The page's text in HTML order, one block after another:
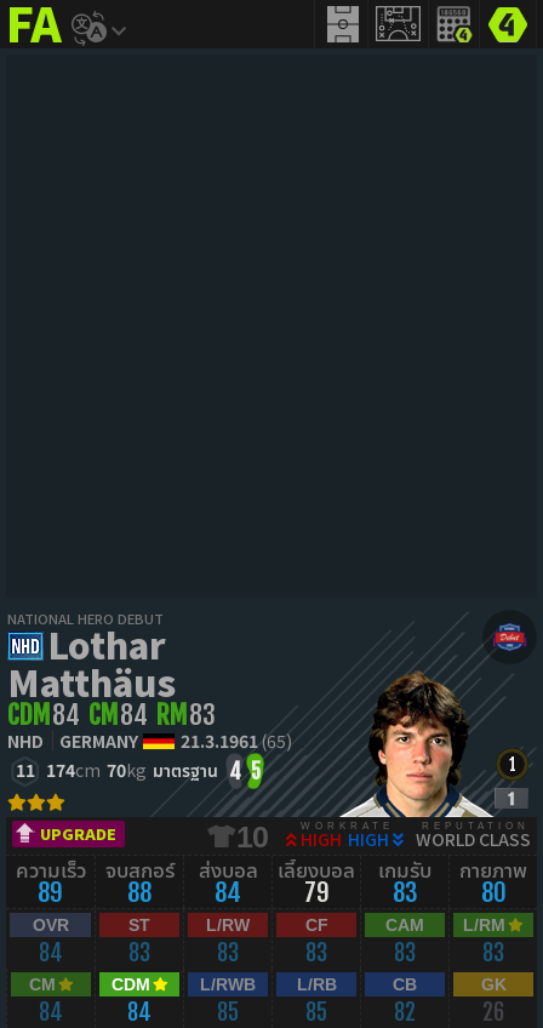
addict
NATIONAL HERO DEBUT
Lothar
Matthäus
CDM 84 CM 84 RM 83
NHD GERMANY 21.3.1961(65)
11 174cm 70kg มาตรฐาน 4 5
UPGRADE 10 WORKRATE
HIGH HIGH
REPUTATION
WORLD CLASS
ความเร็ว
89
จบสกอร์
88
ส่งบอล
84
เลี้ยงบอล
79
เกมรับ
83
กายภาพ
80
OVR
84
ST
83
L/RW
83
CF
83
CAM
83
L/RM
83
CM
84
CDM
84
L/RWB
85
L/RB
85
CB
82
GK
26